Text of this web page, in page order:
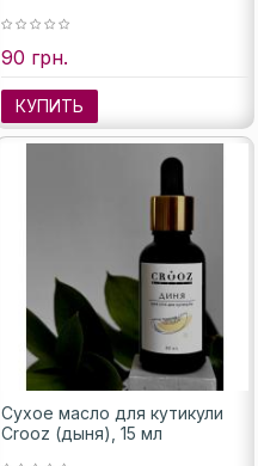
90 грн.
КУПИТЬ
Сухое масло для кутикули
Crooz (дыня), 15 мл